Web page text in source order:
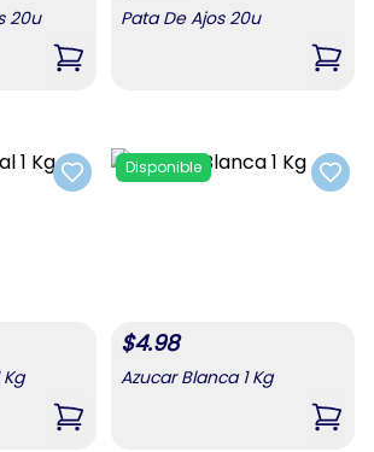
20u
,Pata De Cebollas 20u
Pata De Ajos 20u
,
Add to favorites
,Paquete De Sal 1 Kg
Add
Disponible
$4.98
Azucar Blanca 1 Kg
,